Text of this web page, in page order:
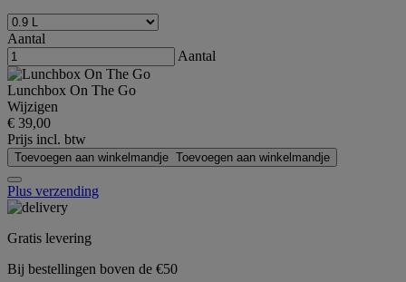
Aantal
Aantal
Lunchbox On The Go
Wijzigen
€ 39,00
Prijs incl. btw
Toevoegen aan winkelmandje Toevoegen aan winkelmandje
Plus verzending
Gratis levering
Bij bestellingen boven de €50